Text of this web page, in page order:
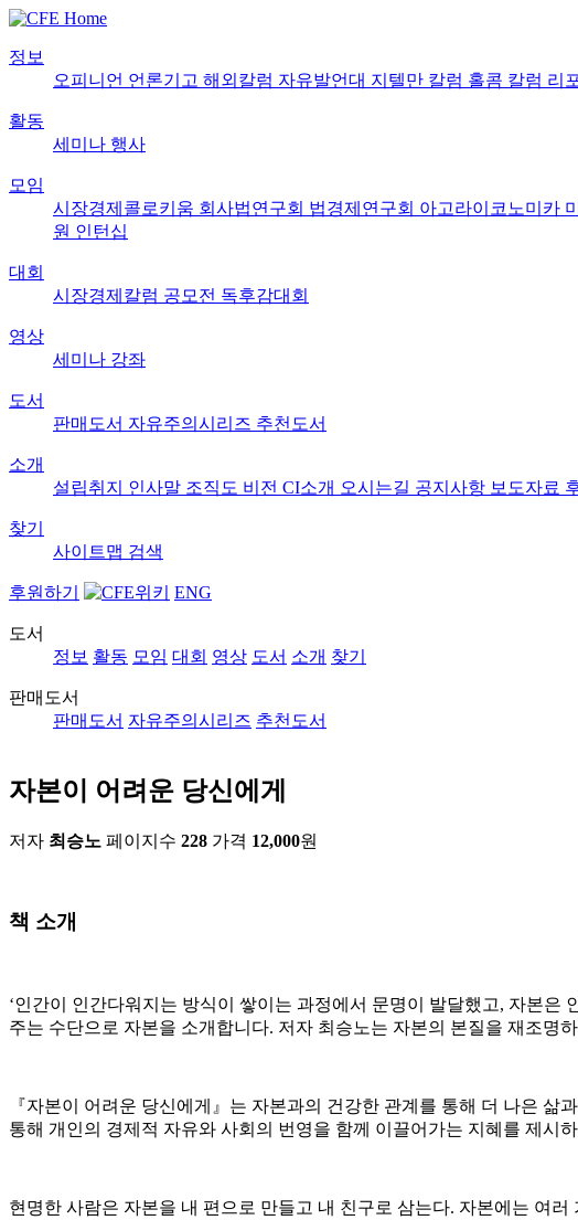
정보
오피니언 언론기고 해외칼럼 자유발언대 지텔만 칼럼 홀콤 칼럼 리
활동
세미나 행사
모임
시장경제콜로키움 회사법연구회 법경제연구회 아고라이코노미카
원 인턴십
대회
시장경제칼럼 공모전 독후감대회
영상
세미나 강좌
도서
판매도서 자유주의시리즈 추천도서
소개
설립취지 인사말 조직도 비전 CI소개 오시는길 공지사항 보도자료
찾기
사이트맵 검색
후원하기 ENG
도서
정보 활동 모임 대회 영상 도서 소개 찾기
판매도서
판매도서 자유주의시리즈 추천도서
자본이 어려운 당신에게
저자 최승노 페이지수 228 가격 12,000원
책 소개
‘인간이 인간다워지는 방식이 쌓이는 과정에서 문명이 발달했고, 자본
주는 수단으로 자본을 소개합니다. 저자 최승노는 자본의 본질을 재조명
『자본이 어려운 당신에게』는 자본과의 건강한 관계를 통해 더 나은
통해 개인의 경제적 자유와 사회의 번영을 함께 이끌어가는 지혜를 제시
현명한 사람은 자본을 내 편으로 만들고 내 친구로 삼는다. 자본에는 여